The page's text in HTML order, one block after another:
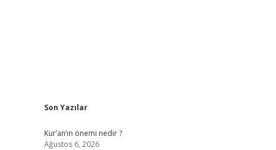
Sidebar
Son Yazılar
Kur’an’ın önemi nedir ?
Ağustos 6, 2026